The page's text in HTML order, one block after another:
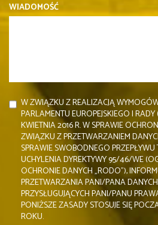
WIADOMOŚĆ
W ZWIĄZKU Z REALIZACJĄ
PARLAMENTU EUROPEJSKIEGO I
KWIETNIA 2016 R. W SPRAWIE
ZWIĄZKU Z PRZETWARZANIEM
SPRAWIE SWOBODNEGO
UCHYLENIA DYREKTYWY 95/46/WE
OCHRONIE DANYCH „RODO”),
PRZETWARZANIA PANI/PANA
PRZYSŁUGUJĄCYCH PANI/PANU
PONIŻSZE ZASADY STOSUJE SIĘ
ROKU.